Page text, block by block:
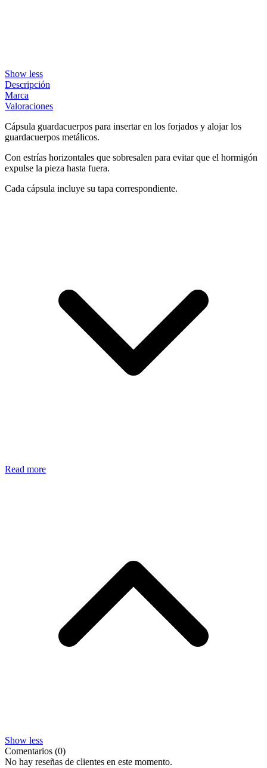
Show less
Descripción
Marca
Valoraciones
Cápsula guardacuerpos para insertar en los forjados y alojar los
guardacuerpos metálicos.
Con estrías horizontales que sobresalen para evitar que el hormigón
expulse la pieza hasta fuera.
Cada cápsula incluye su tapa correspondiente.
Read more
Show less
Comentarios (0)
No hay reseñas de clientes en este momento.